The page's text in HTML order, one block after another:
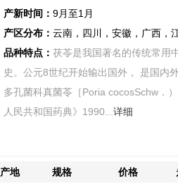
产新时间： 9月至1月
产区分布： 云南，四川，安徽，广西，
品种特点： 茯苓是我国著名的传统常用
史。公元8世纪开始输出国外， 是国内
多孔菌科真菌苓［Poria cocosSchw．
人民共和国药典》1990... 详细
产地 规格 价格